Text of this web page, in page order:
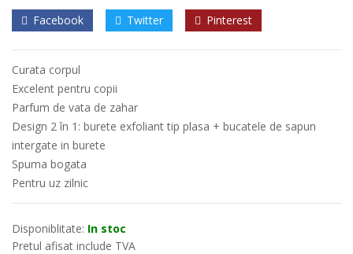
Facebook Twitter Pinterest
Curata corpul
Excelent pentru copii
Parfum de vata de zahar
Design 2 în 1: burete exfoliant tip plasa + bucatele de sapun
intergate in burete
Spuma bogata
Pentru uz zilnic
Disponiblitate: In stoc
Pretul afisat include TVA